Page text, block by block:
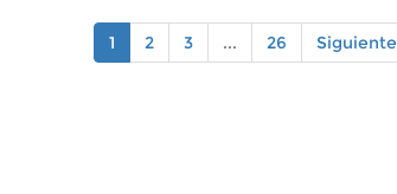
1 2 3 ... 26 Siguiente